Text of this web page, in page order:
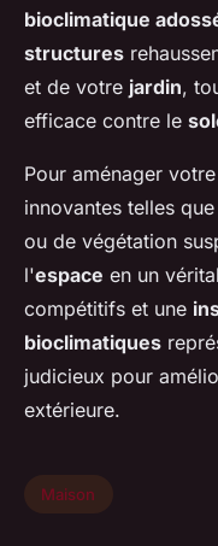
bioclimatique
structures
et de votre jardin,
efficace contre le
Pour aménager votre
innovantes telles
ou de végétation
l'espace en un
compétitifs et une
bioclimatiques
judicieux pour
extérieure.
Maison